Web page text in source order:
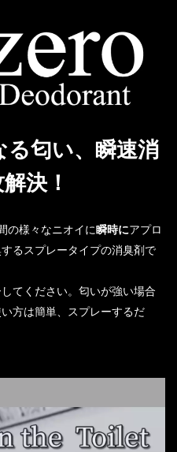
匂い、瞬速消
決！
の様々なニオイに瞬時にアプロ
るスプレータイプの消臭剤で
てください。匂いが強い場合
方は簡単、スプレーするだ